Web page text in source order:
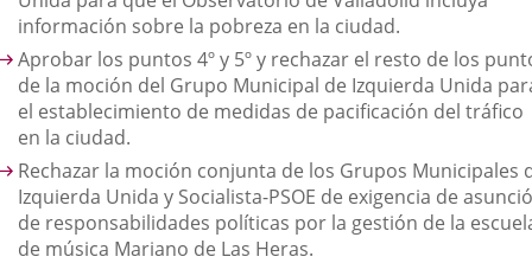
información sobre la pobreza en la ciudad.
Aprobar los puntos 4º y 5º y rechazar el resto de los
de la moción del Grupo Municipal de Izquierda Unida
el establecimiento de medidas de pacificación del tráfico
en la ciudad.
Rechazar la moción conjunta de los Grupos Municipales
Izquierda Unida y Socialista-PSOE de exigencia de
de responsabilidades políticas por la gestión de la
de música Mariano de Las Heras.